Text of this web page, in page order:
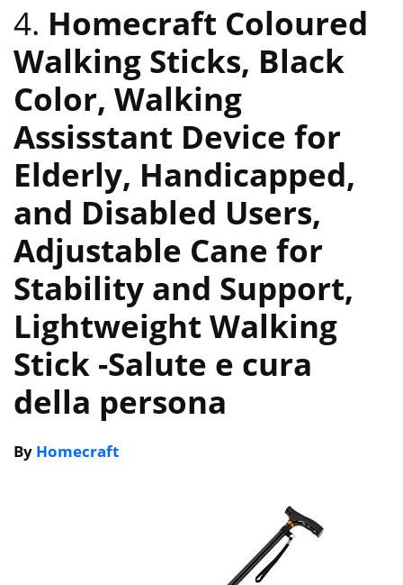
4. Homecraft Coloured
Walking Sticks, Black
Color, Walking
Assisstant Device for
Elderly, Handicapped,
and Disabled Users,
Adjustable Cane for
Stability and Support,
Lightweight Walking
Stick -Salute e cura
della persona
By Homecraft